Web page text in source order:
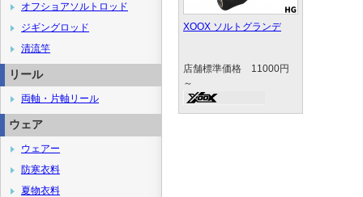
XOOX ソルトグランデ
店舗標準価格 11000円
～
オフショアソルトロッド
ジギングロッド
清流竿
リール
両軸・片軸リール
ウェア
ウェアー
防寒衣料
夏物衣料